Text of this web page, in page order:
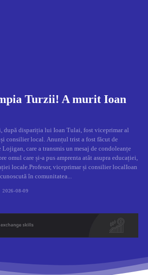
Turzii! A murit Ioan
după dispariția lui Ioan Tulai, fost viceprimar al
consilier local. Anunțul trist a fost făcut de
care a transmis un mesaj de condoleanțe
omul care și-a pus amprenta atât asupra educației,
locale.Profesor, viceprimar și consilier localIoan
în comunitatea...
2026-08-09